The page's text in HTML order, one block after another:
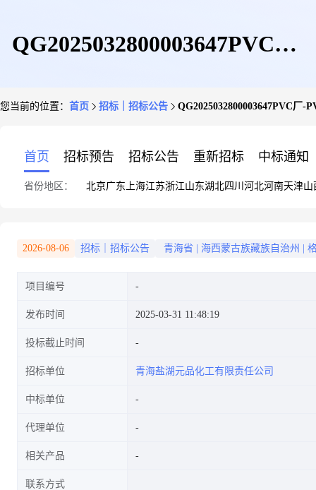
QG2025032800003647PVC厂-
您当前的位置： 首页 招标｜招标公告 QG2025032800003647PVC厂-
首页 招标预告 招标公告 重新招标 中标通知
省份地区： 北京广东 上海江苏浙江山东湖北四川 河北河南天津山
2026-08-06 招标｜招标公告 青海省 海西蒙古族藏族自治州
项目编号
发布时间 2025-03-31 11:48:19
投标截止时间
招标单位 青海盐湖元品化工有限责任公司
中标单位
代理单位
相关产品
联系方式